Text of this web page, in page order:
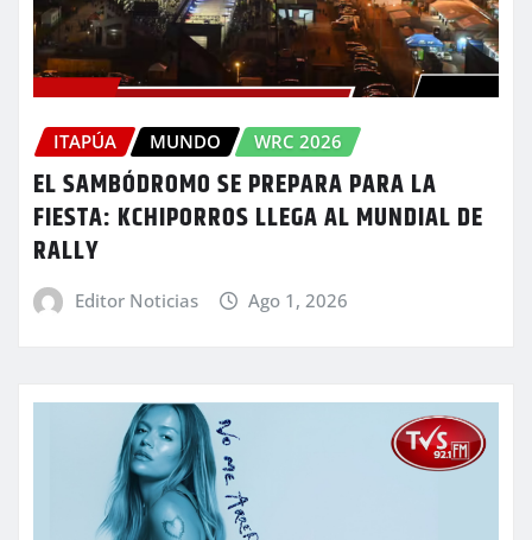
ITAPÚA MUNDO WRC 2026
EL SAMBÓDROMO SE PREPARA PARA LA
FIESTA: KCHIPORROS LLEGA AL MUNDIAL DE
RALLY
Editor Noticias Ago 1, 2026